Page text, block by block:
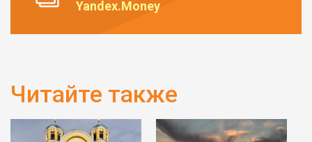
Yandex.Money
Читайте также